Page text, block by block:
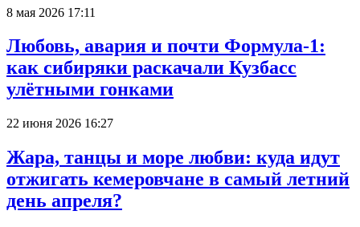
8 мая 2026 17:11
Любовь, авария и почти Формула-1:
как сибиряки раскачали Кузбасс
улётными гонками
22 июня 2026 16:27
Жара, танцы и море любви: куда идут
отжигать кемеровчане в самый летний
день апреля?